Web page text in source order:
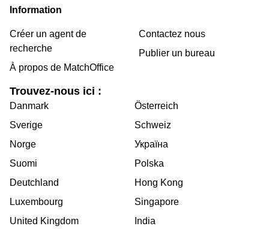
Information
Créer un agent de
recherche
À propos de MatchOffice
Contactez nous
Publier un bureau
Trouvez-nous ici :
Danmark
Sverige
Norge
Suomi
Deutchland
Luxembourg
United Kingdom
Österreich
Schweiz
Україна
Polska
Hong Kong
Singapore
India